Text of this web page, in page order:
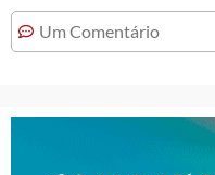
Um Comentário